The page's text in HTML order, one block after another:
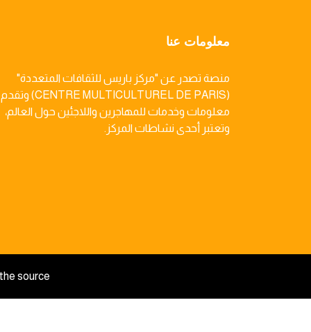
معلومات عنا
منصة تصدر عن "مركز باريس للثقافات المتعددة"
(CENTRE MULTICULTUREL DE PARIS) وتقدم
معلومات وخدمات للمهاجرين واللاجئين حول العالم،
وتعتبر أحدى نشاطات المركز.
source.